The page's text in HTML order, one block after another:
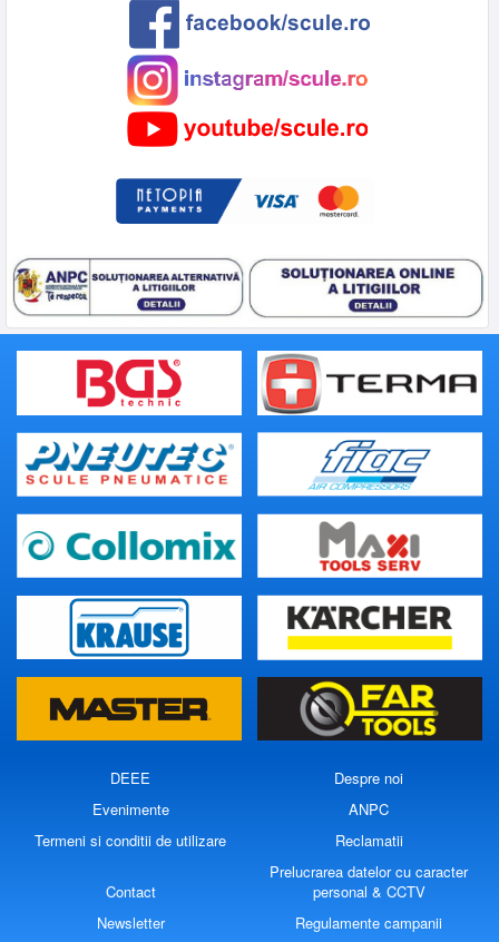
DEEE
Despre noi
Evenimente
ANPC
Termeni si conditii de utilizare
Reclamatii
Contact
Prelucrarea datelor cu caracter
personal & CCTV
Newsletter
Regulamente campanii